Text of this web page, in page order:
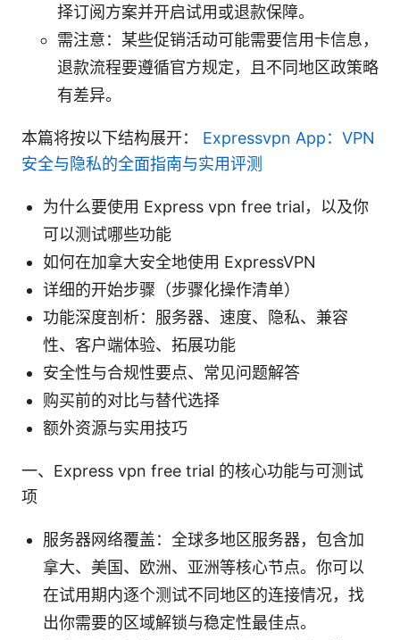
择订阅方案并开启试用或退款保障。
需注意：某些促销活动可能需要信用卡信息，
退款流程要遵循官方规定，且不同地区政策略
有差异。
本篇将按以下结构展开： Expressvpn App：VPN
安全与隐私的全面指南与实用评测
为什么要使用 Express vpn free trial，以及你
可以测试哪些功能
如何在加拿大安全地使用 ExpressVPN
详细的开始步骤（步骤化操作清单）
功能深度剖析：服务器、速度、隐私、兼容
性、客户端体验、拓展功能
安全性与合规性要点、常见问题解答
购买前的对比与替代选择
额外资源与实用技巧
一、Express vpn free trial 的核心功能与可测试
项
服务器网络覆盖：全球多地区服务器，包含加
拿大、美国、欧洲、亚洲等核心节点。你可以
在试用期内逐个测试不同地区的连接情况，找
出你需要的区域解锁与稳定性最佳点。